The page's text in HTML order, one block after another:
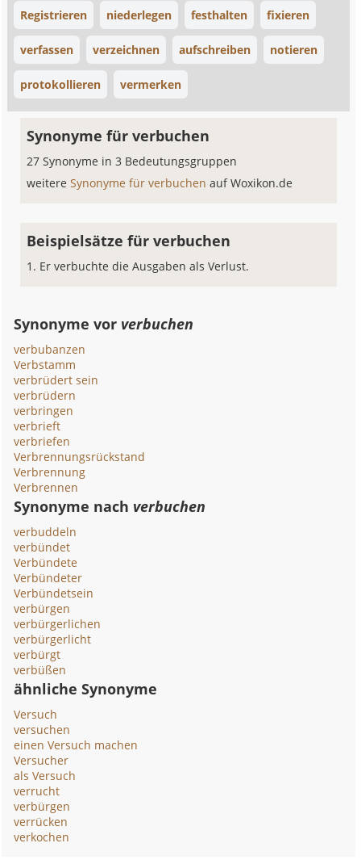
Registrieren niederlegen festhalten fixieren
verfassen verzeichnen aufschreiben notieren
protokollieren vermerken
Synonyme für verbuchen
27 Synonyme in 3 Bedeutungsgruppen
weitereSynonyme für verbuchenauf Woxikon.de
Beispielsätze für verbuchen
Er verbuchte die Ausgaben als Verlust.
Synonyme vor verbuchen
verbubanzen
Verbstamm
verbrüdert sein
verbrüdern
verbringen
verbrieft
verbriefen
Verbrennungsrückstand
Verbrennung
Verbrennen
Synonyme nach verbuchen
verbuddeln
verbündet
Verbündete
Verbündeter
Verbündetsein
verbürgen
verbürgerlichen
verbürgerlicht
verbürgt
verbüßen
ähnliche Synonyme
Versuch
versuchen
einen Versuch machen
Versucher
als Versuch
verrucht
verbürgen
verrücken
verkochen